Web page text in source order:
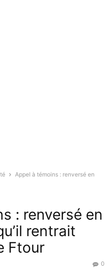
Appel à témoins : renversé en
: renversé en
rentrait
Ftour
0